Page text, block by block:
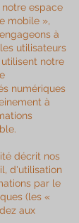
espace
mobile »,
à
utilisateurs
utilisent notre
numériques
à
décrit nos
d'utilisation
par le
(les «
aux